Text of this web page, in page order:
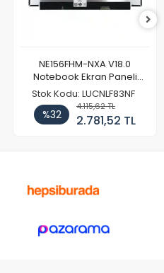
NE156FHM-NXA V18.0
Notebook Ekran Paneli
144Hz
Stok Kodu: LUCNLF83NF
%32
4.115,62 TL
2.781,52 TL